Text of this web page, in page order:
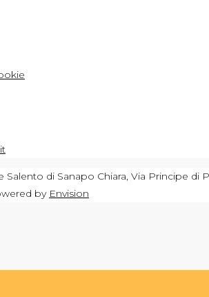
di Sanapo Chiara, Via Principe di
by Envision